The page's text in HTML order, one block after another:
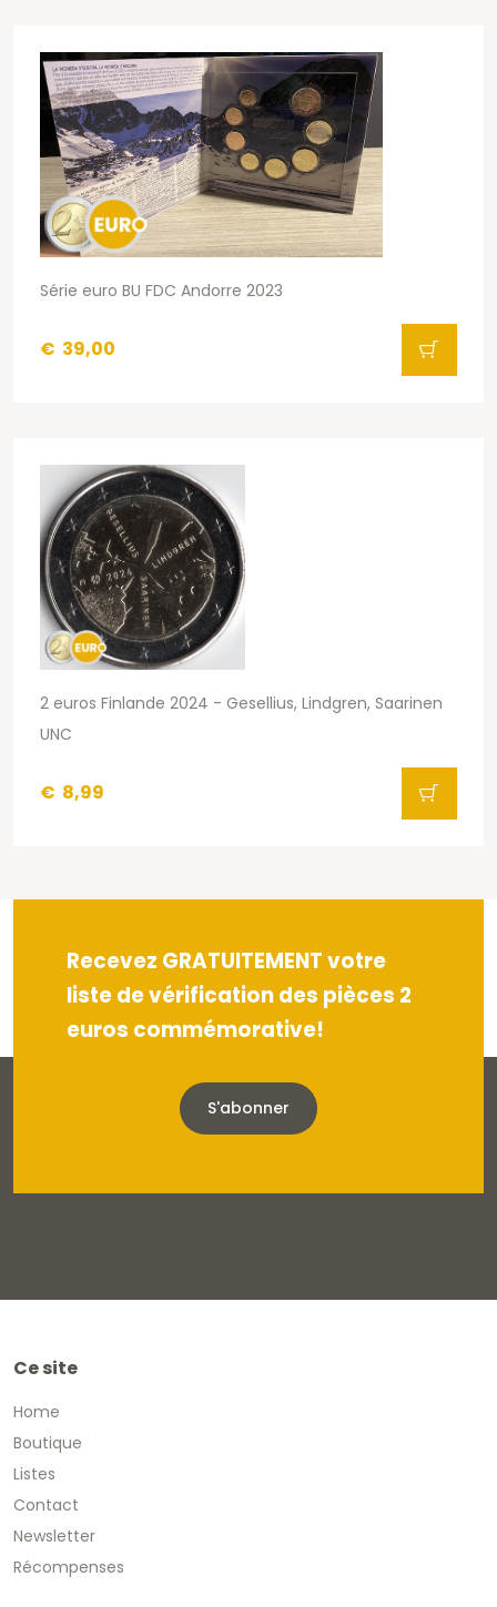
Série euro BU FDC Andorre 2023
€ 39,00
2 euros Finlande 2024 - Gesellius, Lindgren, Saarinen
UNC
€ 8,99
Recevez GRATUITEMENT votre
liste de vérification des pièces 2
euros commémorative!
S'abonner
Ce site
Home
Boutique
Listes
Contact
Newsletter
Récompenses